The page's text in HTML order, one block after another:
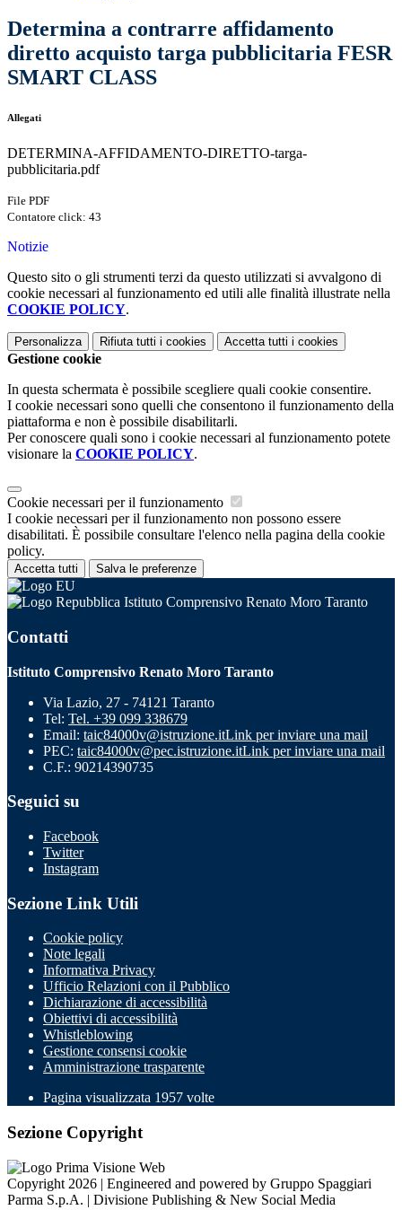
Determina a contrarre affidamento
diretto acquisto targa pubblicitaria FESR
SMART CLASS
Allegati
DETERMINA-AFFIDAMENTO-DIRETTO-targa-
pubblicitaria.pdf
File PDF
Contatore click: 43
Notizie
Questo sito o gli strumenti terzi da questo utilizzati si avvalgono di
cookie necessari al funzionamento ed utili alle finalità illustrate nella
COOKIE POLICY.
Personalizza Rifiuta tutti i cookies Accetta tutti i cookies
Gestione cookie
In questa schermata è possibile scegliere quali cookie consentire.
I cookie necessari sono quelli che consentono il funzionamento della
piattaforma e non è possibile disabilitarli.
Per conoscere quali sono i cookie necessari al funzionamento potete
visionare la COOKIE POLICY.
Cookie necessari per il funzionamento
I cookie necessari per il funzionamento non possono essere
disabilitati. È possibile consultare l'elenco nella pagina della cookie
policy.
Accetta tutti Salva le preferenze
Istituto Comprensivo Renato Moro Taranto
Contatti
Istituto Comprensivo Renato Moro Taranto
Via Lazio, 27 - 74121 Taranto
Tel: Tel. +39 099 338679
Email: taic84000v@istruzione.itLink per inviare una mail
PEC: taic84000v@pec.istruzione.itLink per inviare una mail
C.F.: 90214390735
Seguici su
Facebook
Twitter
Instagram
Sezione Link Utili
Cookie policy
Note legali
Informativa Privacy
Ufficio Relazioni con il Pubblico
Dichiarazione di accessibilità
Obiettivi di accessibilità
Whistleblowing
Gestione consensi cookie
Amministrazione trasparente
Pagina visualizzata 1957 volte
Sezione Copyright
Copyright 2026 | Engineered and powered by Gruppo Spaggiari
Parma S.p.A. | Divisione Publishing & New Social Media